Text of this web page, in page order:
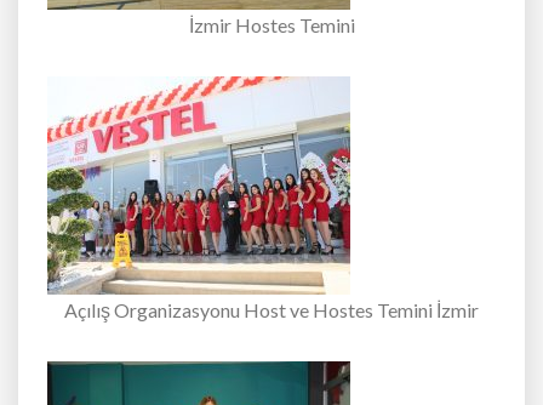
İzmir Hostes Temini
Açılış Organizasyonu Host ve Hostes Temini İzmir